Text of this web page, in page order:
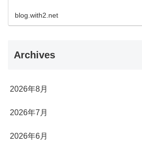
blog.with2.net
Archives
2026年8月
2026年7月
2026年6月